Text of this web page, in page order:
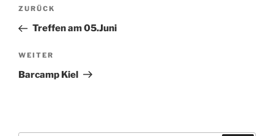
Vorheriger
Beitrag
ZURÜCK
Treffen am 05.Juni
Nächster
Beitrag
WEITER
Barcamp Kiel